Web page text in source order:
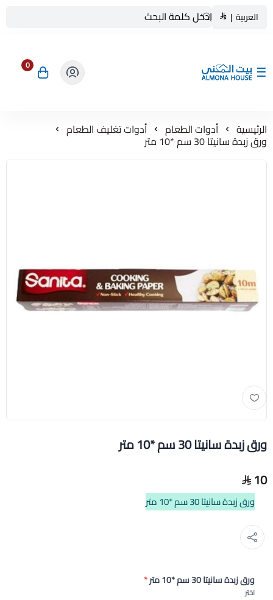
العربية |
بيت المنى ALMONA HOUSE
0
الرئيسية أدوات الطعام أدوات تغليف الطعام
ورق زبدة سانيتا 30 سم *10 متر
ورق زبدة سانيتا 30 سم *10 متر
10
ورق زبدة سانيتا 30 سم *10 متر
ورق زبدة سانيتا 30 سم *10 متر *
اختر